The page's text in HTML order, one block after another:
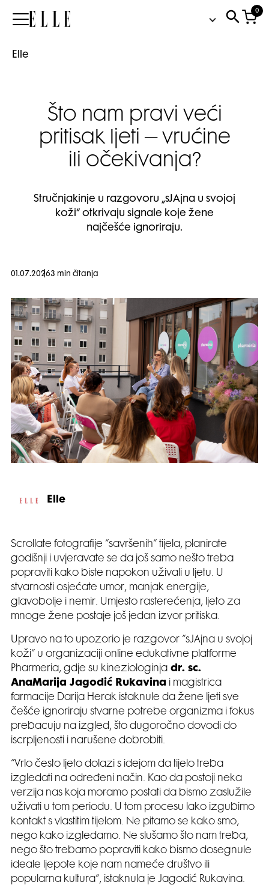
Elle
0
Elle
Što nam pravi veći
pritisak ljeti – vrućine
ili očekivanja?
Stručnjakinje u razgovoru „sJAjna u svojoj
koži“ otkrivaju signale koje žene
najčešće ignoriraju.
01.07.20263 min čitanja
Elle
Scrollate fotografije “savršenih“ tijela, planirate
godišnji i uvjeravate se da još samo nešto treba
popraviti kako biste napokon uživali u ljetu. U
stvarnosti osjećate umor, manjak energije,
glavobolje i nemir. Umjesto rasterećenja, ljeto za
mnoge žene postaje još jedan izvor pritiska.
Upravo na to upozorio je razgovor “sJAjna u svojoj
koži“ u organizaciji online edukativne platforme
Pharmeria, gdje su kineziologinja dr. sc.
AnaMarija Jagodić Rukavina i magistrica
farmacije Darija Herak istaknule da žene ljeti sve
češće ignoriraju stvarne potrebe organizma i fokus
prebacuju na izgled, što dugoročno dovodi do
iscrpljenosti i narušene dobrobiti.
“Vrlo često ljeto dolazi s idejom da tijelo treba
izgledati na određeni način. Kao da postoji neka
verzija nas koja moramo postati da bismo zaslužile
uživati u tom periodu. U tom procesu lako izgubimo
kontakt s vlastitim tijelom. Ne pitamo se kako smo,
nego kako izgledamo. Ne slušamo što nam treba,
nego što trebamo popraviti kako bismo dosegnule
ideale ljepote koje nam nameće društvo ili
popularna kultura“, istaknula je Jagodić Rukavina.